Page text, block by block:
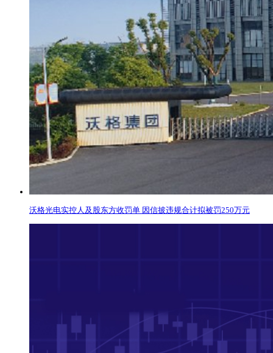
沃格光电实控人及股东方收罚单 因信披违规合计拟被罚250万元